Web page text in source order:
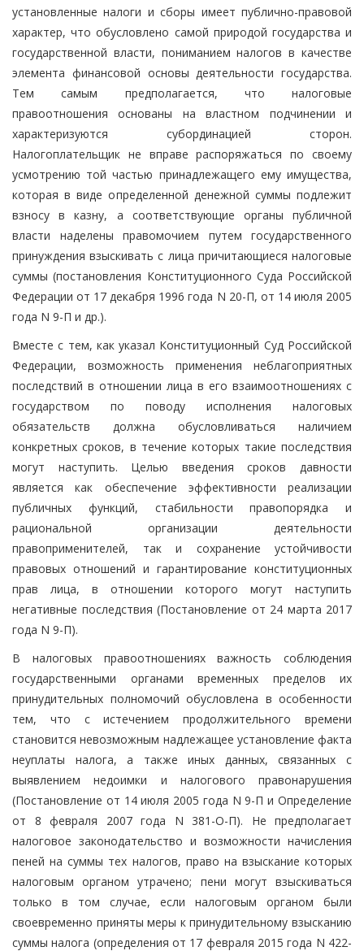
установленные налоги и сборы имеет публично-правовой
характер, что обусловлено самой природой государства и
государственной власти, пониманием налогов в качестве
элемента финансовой основы деятельности государства.
Тем самым предполагается, что налоговые
правоотношения основаны на властном подчинении и
характеризуются субординацией сторон.
Налогоплательщик не вправе распоряжаться по своему
усмотрению той частью принадлежащего ему имущества,
которая в виде определенной денежной суммы подлежит
взносу в казну, а соответствующие органы публичной
власти наделены правомочием путем государственного
принуждения взыскивать с лица причитающиеся налоговые
суммы (постановления Конституционного Суда Российской
Федерации от 17 декабря 1996 года N 20-П, от 14 июля 2005
года N 9-П и др.).
Вместе с тем, как указал Конституционный Суд Российской
Федерации, возможность применения неблагоприятных
последствий в отношении лица в его взаимоотношениях с
государством по поводу исполнения налоговых
обязательств должна обусловливаться наличием
конкретных сроков, в течение которых такие последствия
могут наступить. Целью введения сроков давности
является как обеспечение эффективности реализации
публичных функций, стабильности правопорядка и
рациональной организации деятельности
правоприменителей, так и сохранение устойчивости
правовых отношений и гарантирование конституционных
прав лица, в отношении которого могут наступить
негативные последствия (Постановление от 24 марта 2017
года N 9-П).
В налоговых правоотношениях важность соблюдения
государственными органами временных пределов их
принудительных полномочий обусловлена в особенности
тем, что с истечением продолжительного времени
становится невозможным надлежащее установление факта
неуплаты налога, а также иных данных, связанных с
выявлением недоимки и налогового правонарушения
(Постановление от 14 июля 2005 года N 9-П и Определение
от 8 февраля 2007 года N 381-О-П). Не предполагает
налоговое законодательство и возможности начисления
пеней на суммы тех налогов, право на взыскание которых
налоговым органом утрачено; пени могут взыскиваться
только в том случае, если налоговым органом были
своевременно приняты меры к принудительному взысканию
суммы налога (определения от 17 февраля 2015 года N 422-